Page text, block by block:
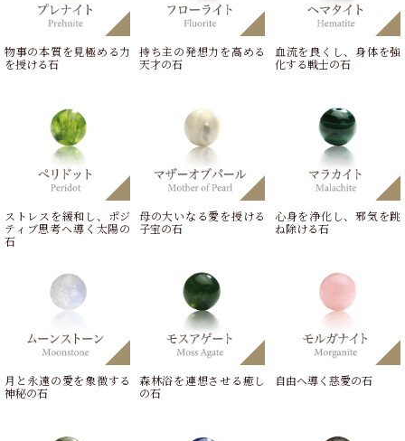
物事の本質を見極める力
を授ける石
持ち主の発想力を高める
天才の石
血流を良くし、身体を強
化する戦士の石
ストレスを緩和し、ポジ
ティブ思考へ導く太陽の
石
母の大いなる愛を授ける
子宝の石
心身を浄化し、邪気を跳
ね除ける石
月と永遠の愛を象徴する
神秘の石
森林浴を連想させる癒し
の石
自由へ導く慈愛の石